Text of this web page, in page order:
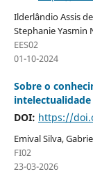
Ilderlândio Assis
Stephanie Yasmin
EES02
01-10-2024
Sobre o
intelectualidade
DOI: https://
Emival Silva,
FI02
23-03-2026